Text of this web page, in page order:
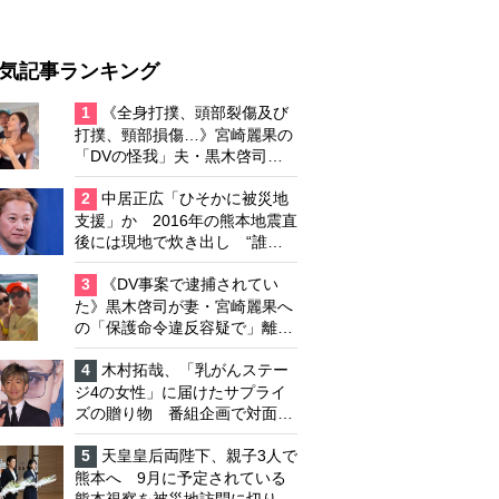
記事ランキング
1
《全身打撲、頭部裂傷及び
打撲、頸部損傷…》宮崎麗果の
「DVの怪我」夫・黒木啓司の
逮捕で始まる「夫婦の闘争」
2
中居正広「ひそかに被災地
支援」か 2016年の熊本地震直
後には現地で炊き出し “誰に
も知られなくて良い”と、むし
ろ強まる福祉活動への思い
3
《DV事案で逮捕されてい
た》黒木啓司が妻・宮崎麗果へ
の「保護命令違反容疑で」離婚
協議は「第二ステージ」へ
4
木村拓哉、「乳がんステー
ジ4の女性」に届けたサプライ
ズの贈り物 番組企画で対面し
たファンが、夢と希望を与える
心遣いに「うれしくて号泣しま
した」
5
天皇皇后両陛下、親子3人で
熊本へ 9月に予定されている